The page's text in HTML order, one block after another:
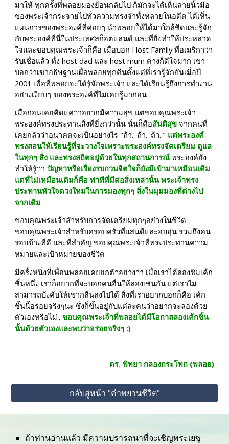
มาให้ ทุกครั้งที่พลอยมองย้อนกลับไป ก็มักจะได้เห็นลายนิ้วมือ
ของพระเจ้ากระจายไปทั่วความทรงจำทั้งหลายในอดีต ได้เห็น
แผนการของพระองค์ที่ค่อยๆ นำพลอยให้ได้มาใกล้ชิดและรู้จัก
กับพระองค์ที่นี่ในประเทศสก็อตแลนด์ และที่ยิ่งทำให้ประหลาด
ใจและขอบคุณพระเจ้าก็คือ เมื่อบอก Host Family ที่อเมริกาว่า
รับเชื่อแล้ว ทั้ง host dad และ host mum ต่างก็ดีใจมาก เขา
บอกว่าเขาอธิษฐานเผื่อพลอยทุกคืนตั้งแต่ที่เรารู้จักกันเมื่อปี
2001 เพื่อที่พลอยจะได้รู้จักพระเจ้า และได้เรียนรู้ถึงการทำงาน
อย่างเงียบๆ ของพระองค์ที่ไม่เคยรู้มาก่อน
เมื่อก่อนเคยคิดแค่ว่าอยากมีความสุข แต่ขอบคุณพระเจ้า
พระองค์ทรงประทานสิ่งที่ยิ่งกว่านั้น นั่นก็คือสันติสุข จากคนที่
เคยกลัวว่าอนาคตจะเป็นอย่างไร "ถ้า.. ถ้า.. ถ้า.." แต่พระองค์
ทรงสอนให้เรียนรู้ที่จะวางใจเพราะพระองค์ทรงจัดเตรียม ดูแล
ในทุกๆ สิ่ง และทรงสถิตอยู่ด้วยในทุกสถานการณ์ พระองค์ยัง
ทำให้รู้ว่า ปัญหาหรือเรื่องรบกวนจิตใจก็ยังมีเข้ามาเหมือนเดิม
แต่ที่ไม่เหมือนเดิมก็คือ ท่าทีที่มีต่อสิ่งเหล่านั้น พระเจ้าทรง
ประทานหัวใจดวงใหม่ในการมองทุกๆ สิ่งในมุมมองที่ต่างไป
จากเดิม
ขอบคุณพระเจ้าสำหรับการจัดเตรียมทุกๆอย่างในชีวิต
ขอบคุณพระเจ้าสำหรับครอบครัวที่แสนดีและอบอุ่น รวมถึงคน
รอบข้างที่ดี และที่สำคัญ ขอบคุณพระเจ้าที่ทรงประทานความ
หมายและเป้าหมายของชีวิต
มีครั้งหนึ่งที่เพื่อนพลอยเคยยกตัวอย่างว่า เมื่อเราได้ลองชิมเค้ก
ชิ้นหนึ่ง เราก็อยากที่จะบอกคนอื่นให้ลองเช่นกัน แต่เราไม่
สามารถบังคับให้เขากลืนลงไปได้ สิ่งที่เราอยากบอกก็คือ เค้ก
ชิ้นนี้อร่อยจริงๆนะ ซึ่งก็ขึ้นอยู่กับแต่ละคนว่าอยากจะลองด้วย
ตัวเองหรือไม่.. ขอบคุณพระเจ้าที่พลอยได้มีโอกาสลองเค้กชิ้น
นั้นด้วยตัวเองและพบว่าอร่อยจริงๆ :)
ดร. พิทยา กลองกระโทก (พลอย)
กลับสู่หน้า "คำพยานชีวิต"
ถ้าท่านอ่านแล้ว มีความปรารถนาที่จะเชิญพระเยซู